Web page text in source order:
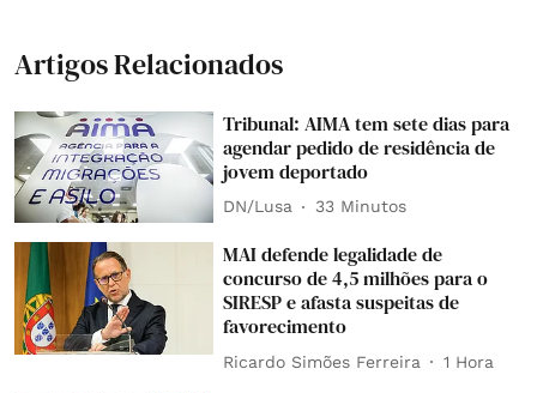
Artigos Relacionados
Tribunal: AIMA tem sete dias para
agendar pedido de residência de
jovem deportado
DN/Lusa 33 Minutos
MAI defende legalidade de
concurso de 4,5 milhões para o
SIRESP e afasta suspeitas de
favorecimento
Ricardo Simões Ferreira 1 Hora